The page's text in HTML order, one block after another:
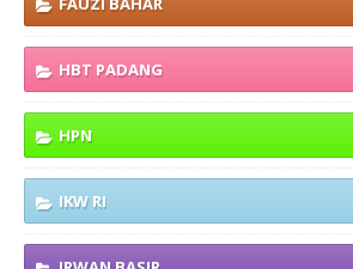
HBT PADANG
HPN
IKW RI